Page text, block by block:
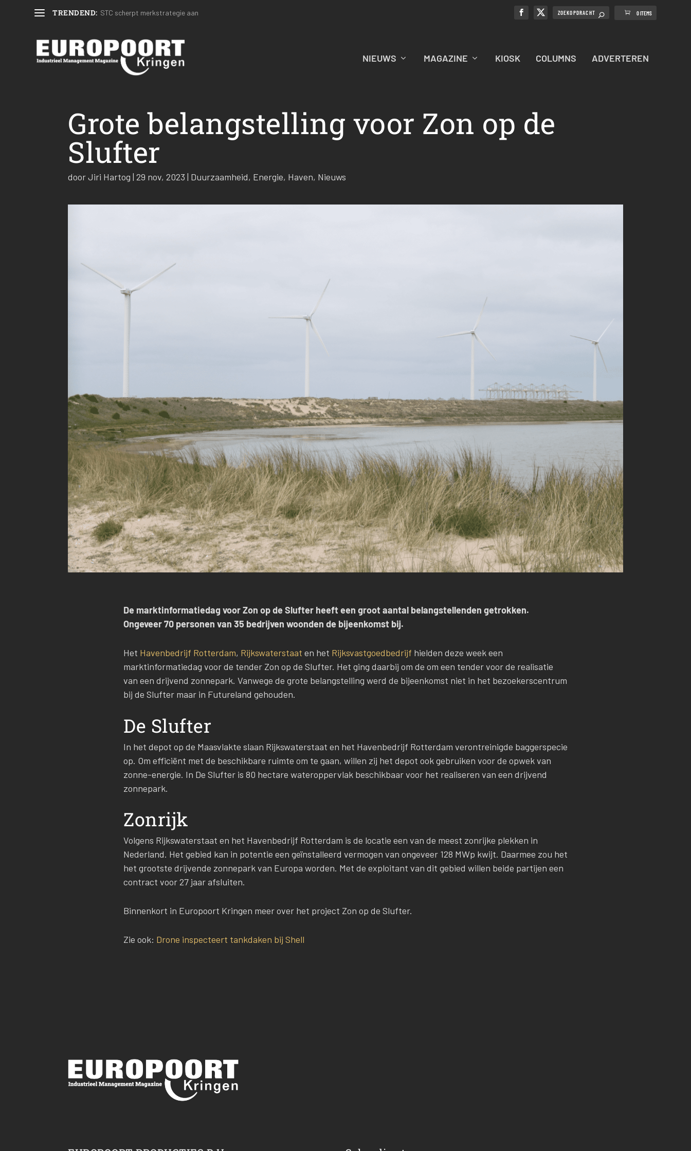
TRENDEND: STC scherpt merkstrategie aan 0 ITEMS
NIEUWS MAGAZINE KIOSK COLUMNS ADVERTEREN
Grote belangstelling voor Zon op de
Slufter
doorJiri Hartog | 29 nov, 2023 | Duurzaamheid, Energie, Haven, Nieuws
De marktinformatiedag voor Zon op de Slufter heeft een groot aantal belangstellenden getrokken.
Ongeveer 70 personen van 35 bedrijven woonden de bijeenkomst bij.
Het Havenbedrijf Rotterdam, Rijkswaterstaat en het Rijksvastgoedbedrijf hielden deze week een
marktinformatiedag voor de tender Zon op de Slufter. Het ging daarbij om de om een tender voor de realisatie
van een drijvend zonnepark. Vanwege de grote belangstelling werd de bijeenkomst niet in het bezoekerscentrum
bij de Slufter maar in Futureland gehouden.
De Slufter
In het depot op de Maasvlakte slaan Rijkswaterstaat en het Havenbedrijf Rotterdam verontreinigde baggerspecie
op. Om efficiënt met de beschikbare ruimte om te gaan, willen zij het depot ook gebruiken voor de opwek van
zonne-energie. In De Slufter is 80 hectare wateroppervlak beschikbaar voor het realiseren van een drijvend
zonnepark.
Zonrijk
Volgens Rijkswaterstaat en het Havenbedrijf Rotterdam is de locatie een van de meest zonrijke plekken in
Nederland. Het gebied kan in potentie een geïnstalleerd vermogen van ongeveer 128 MWp kwijt. Daarmee zou het
het grootste drijvende zonnepark van Europa worden. Met de exploitant van dit gebied willen beide partijen een
contract voor 27 jaar afsluiten.
Binnenkort in Europoort Kringen meer over het project Zon op de Slufter.
Zie ook: Drone inspecteert tankdaken bij Shell